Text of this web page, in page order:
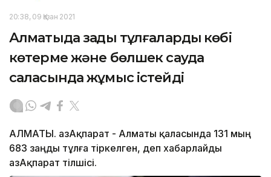
20:38, 09 Қазан 2021
Алматыда заңды тұлғалардың көбі
көтерме және бөлшек сауда
саласында жұмыс істейді
АЛМАТЫ. ҚазАқпарат - Алматы қаласында 131 мың
683 заңды тұлға тіркелген, деп хабарлайды
ҚазАқпарат тілшісі.